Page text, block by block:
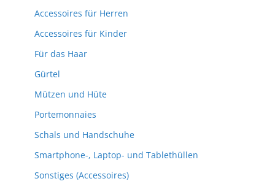
Accessoires für Herren
Accessoires für Kinder
Für das Haar
Gürtel
Mützen und Hüte
Portemonnaies
Schals und Handschuhe
Smartphone-, Laptop- und Tablethüllen
Sonstiges (Accessoires)